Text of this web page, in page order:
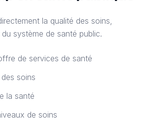
la qualité des soins,
système de santé public.
de services de santé
soins
la santé
de soins